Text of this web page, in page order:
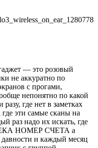
— это розовый
не аккуратно по
с прогами,
непонятно по какой
где нет в заметках
эти самые сканы на
раз надо их искать, где
НОМЕР СЧЕТА а
давности и каждый месяц